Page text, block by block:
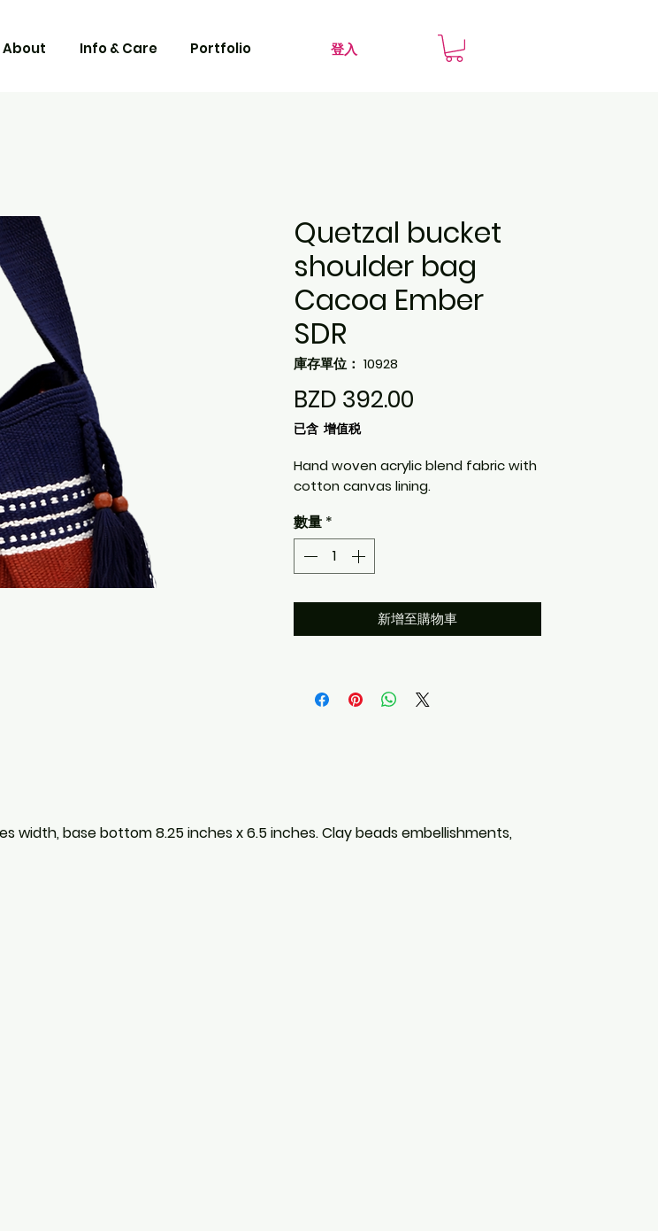
About Info & Care Portfolio 登入
Quetzal bucket
shoulder bag
Cacoa Ember
SDR
庫存單位： 10928
BZD 392.00
已含 增值税
Hand woven acrylic blend fabric with
cotton canvas lining.
數量 *
新增至購物車
width, base bottom 8.25 inches x 6.5 inches. Clay beads embellishments,